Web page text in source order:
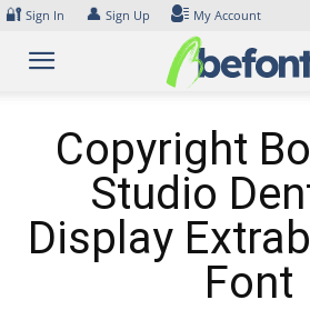
Skip
content
🔐 Sign In 👤 Sign Up My Account
Copyright
Studio
Display
Font